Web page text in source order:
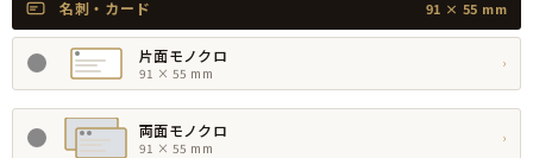
名刺・カード 91 × 55 mm
片面モノクロ
91 × 55 mm
›
両面モノクロ
91 × 55 mm
›